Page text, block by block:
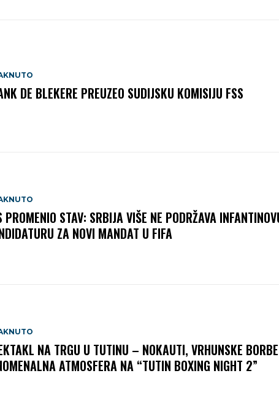
DE BLEKERE PREUZEO SUDIJSKU KOMISIJU FSS
PROMENIO STAV: SRBIJA VIŠE NE PODRŽAVA
ZA NOVI MANDAT U FIFA
NA TRGU U TUTINU – NOKAUTI, VRHUNSKE
ATMOSFERA NA “TUTIN BOXING NIGHT 2”